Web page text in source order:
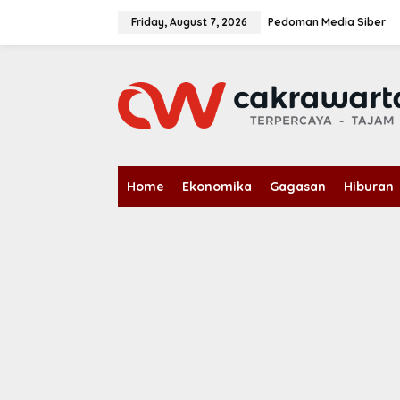
Friday, August 7, 2026 Pedoman Media Siber
Home Ekonomika Gagasan Hiburan